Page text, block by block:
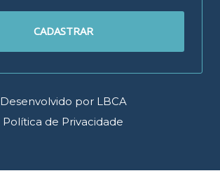
CADASTRAR
Desenvolvido por LBCA
Política de Privacidade